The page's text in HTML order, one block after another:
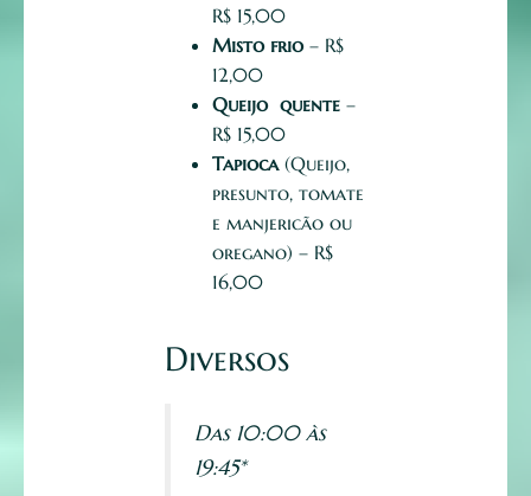
R$ 15,00
Misto frio– R$
12,00
Queijo quente –
R$ 15,00
Tapioca(Queijo,
presunto, tomate
e manjericão ou
oregano) – R$
16,00
Diversos
Das 10:00 às
19:45*